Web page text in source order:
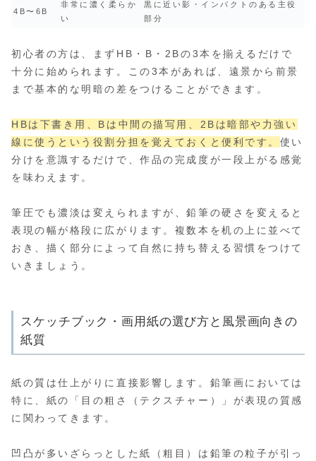
4B〜6B
非常に濃く柔らか
い
黒に近い影・インパクトのある主役
部分
初心者の方は、まずHB・B・2Bの3本を揃えるだけで
十分に始められます。この3本があれば、遠景から前景
まで基本的な明暗の差をつけることができます。
HBは下書き用、Bは中間の描写用、2Bは暗部や力強い
線に使うという役割分担を覚えておくと便利です。 使い
分けを意識するだけで、作品の完成度が一段上がる感覚
を味わえます。
筆圧でも濃淡は変えられますが、鉛筆の硬さを変えると
表現の幅が格段に広がります。複数本を机の上に並べて
おき、描く部分によって自然に持ち替える習慣をつけて
いきましょう。
スケッチブック・画用紙の選び方と風景画向きの
紙質
紙の質は仕上がりに直接影響します。鉛筆画においては
特に、紙の「目の粗さ（テクスチャー）」が表現の質感
に関わってきます。
凹凸が多いざらっとした紙（粗目）は鉛筆の粒子が引っ